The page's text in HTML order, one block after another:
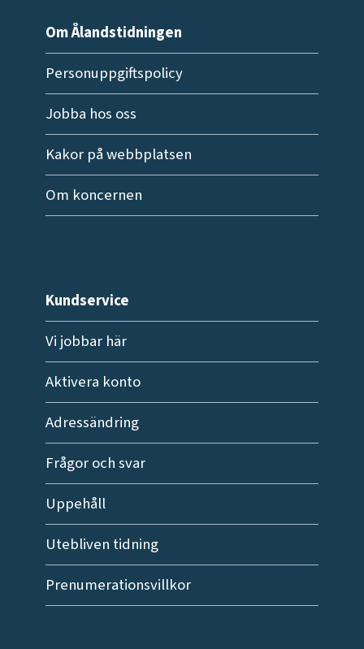
Om Ålandstidningen
Personuppgiftspolicy
Jobba hos oss
Kakor på webbplatsen
Om koncernen
Kundservice
Vi jobbar här
Aktivera konto
Adressändring
Frågor och svar
Uppehåll
Utebliven tidning
Prenumerationsvillkor